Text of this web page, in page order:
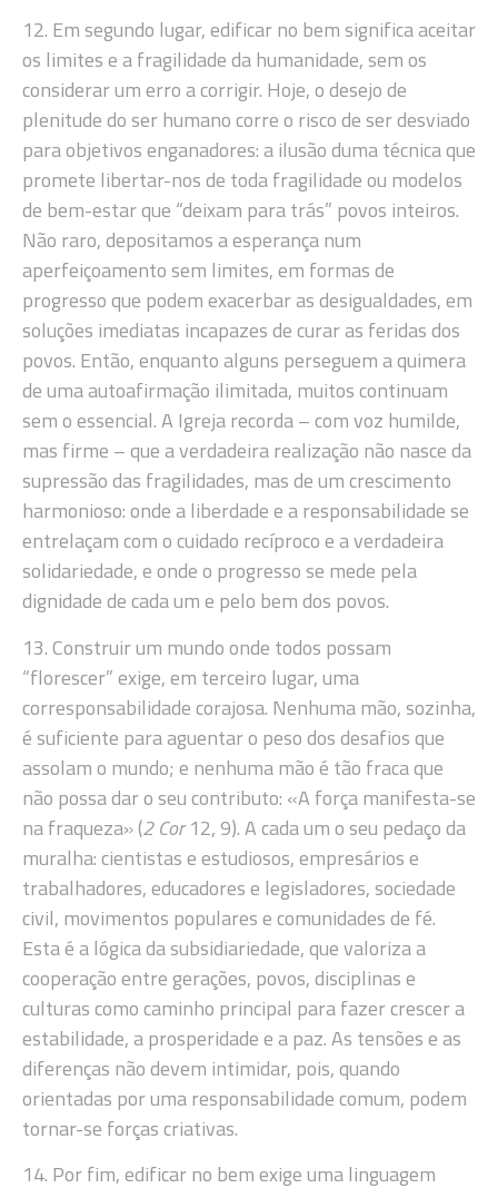
12. Em segundo lugar, edificar no bem significa aceitar
os limites e a fragilidade da humanidade, sem os
considerar um erro a corrigir. Hoje, o desejo de
plenitude do ser humano corre o risco de ser desviado
para objetivos enganadores: a ilusão duma técnica que
promete libertar-nos de toda fragilidade ou modelos
de bem-estar que “deixam para trás” povos inteiros.
Não raro, depositamos a esperança num
aperfeiçoamento sem limites, em formas de
progresso que podem exacerbar as desigualdades, em
soluções imediatas incapazes de curar as feridas dos
povos. Então, enquanto alguns perseguem a quimera
de uma autoafirmação ilimitada, muitos continuam
sem o essencial. A Igreja recorda – com voz humilde,
mas firme – que a verdadeira realização não nasce da
supressão das fragilidades, mas de um crescimento
harmonioso: onde a liberdade e a responsabilidade se
entrelaçam com o cuidado recíproco e a verdadeira
solidariedade, e onde o progresso se mede pela
dignidade de cada um e pelo bem dos povos.
13. Construir um mundo onde todos possam
“florescer” exige, em terceiro lugar, uma
corresponsabilidade corajosa. Nenhuma mão, sozinha,
é suficiente para aguentar o peso dos desafios que
assolam o mundo; e nenhuma mão é tão fraca que
não possa dar o seu contributo: «A força manifesta-se
na fraqueza» (2 Cor12, 9). A cada um o seu pedaço da
muralha: cientistas e estudiosos, empresários e
trabalhadores, educadores e legisladores, sociedade
civil, movimentos populares e comunidades de fé.
Esta é a lógica da subsidiariedade, que valoriza a
cooperação entre gerações, povos, disciplinas e
culturas como caminho principal para fazer crescer a
estabilidade, a prosperidade e a paz. As tensões e as
diferenças não devem intimidar, pois, quando
orientadas por uma responsabilidade comum, podem
tornar-se forças criativas.
14. Por fim, edificar no bem exige uma linguagem